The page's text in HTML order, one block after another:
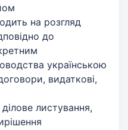
на розгляд
до
українською
видаткові,
листування,